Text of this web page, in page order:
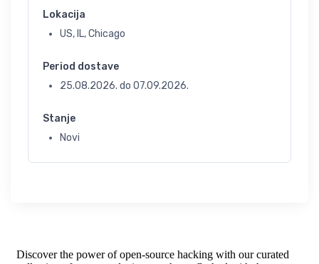
Lokacija
US, IL, Chicago
Period dostave
25.08.2026. do 07.09.2026.
Stanje
Novi